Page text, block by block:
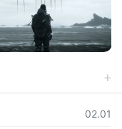
등록일
02.01